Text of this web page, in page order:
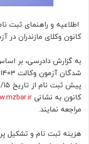
اطلاعیه و راهنمای ثبت
کانون وکلای مازندران در آزمون وکالت
به گزارش دادرسی، بر
کانون به نشانی
مراجعه نمایند.
هزینه ثبت نام و تشکیل